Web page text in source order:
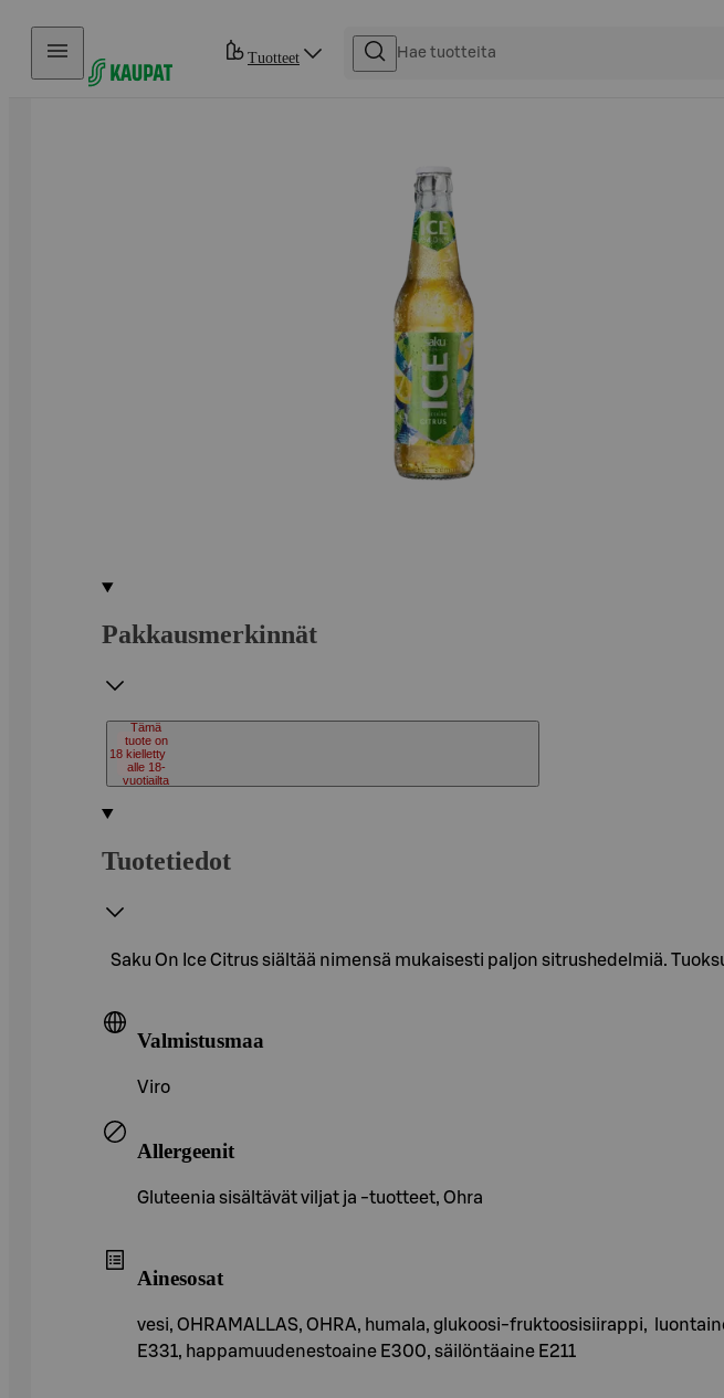
Hyppää sisältöön
Tuotteet
Pakkausmerkinnät
18
Tämä
tuote on
kielletty
alle 18-
vuotiailta
Tuotetiedot
Saku On Ice Citrus siältää nimensä mukaisesti paljon sitrushedelmiä.
Valmistusmaa
Viro
Allergeenit
Gluteenia sisältävät viljat ja -tuotteet, Ohra
Ainesosat
vesi, OHRAMALLAS, OHRA, humala, glukoosi-fruktoosisiirappi,
E331, happamuudenestoaine E300, säilöntäaine E211